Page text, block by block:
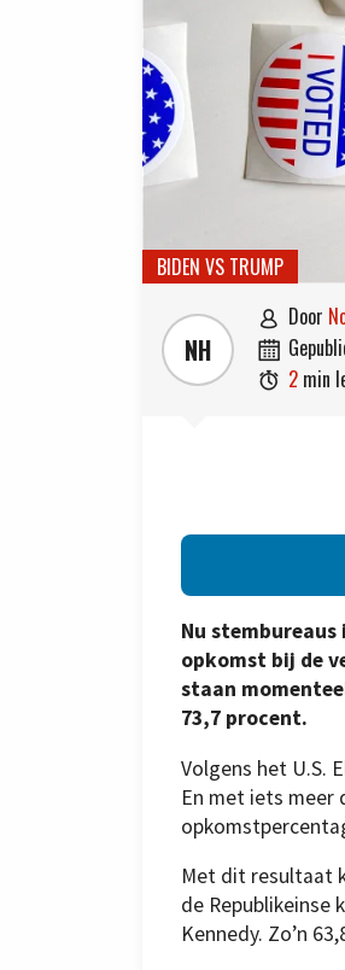
BIDEN VS TRUMP
NH
 door

 2 min
Nu
opkomst bij de
staan
73,7 procent.
Volgens het U.S.
En met iets meer
Met dit resultaat
de Republikeinse
Kennedy. Zo’n